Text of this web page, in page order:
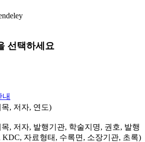
선택하세요
, 저자, 연도)
, 저자, 발행기관, 학술지명, 권호, 발행
KDC, 자료형태, 수록면, 소장기관, 초록)